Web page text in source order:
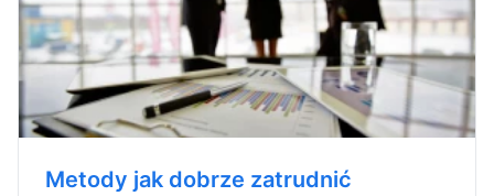
Metody jak dobrze zatrudnić